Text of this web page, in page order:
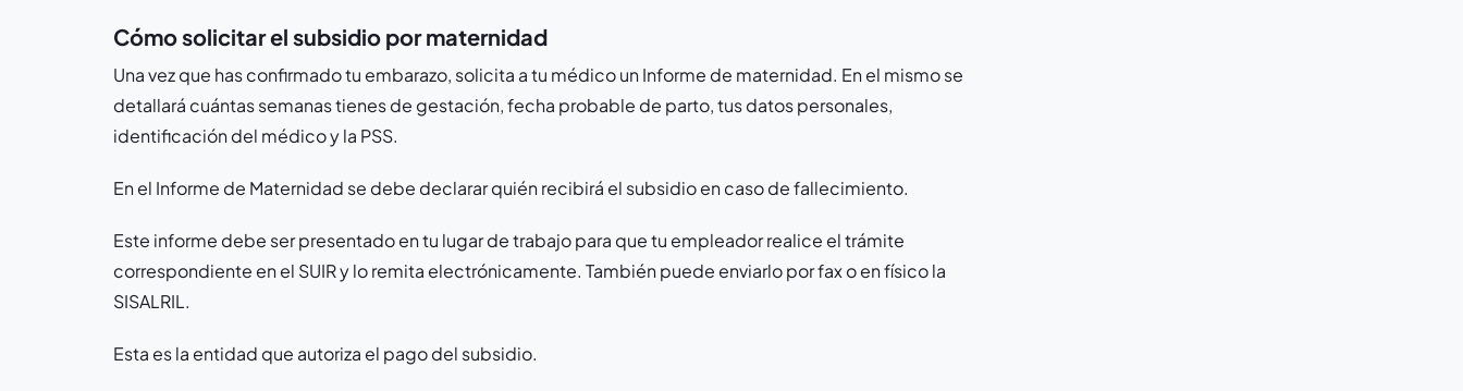
Cómo solicitar el subsidio por maternidad
Una vez que has confirmado tu embarazo, solicita a tu médico un Informe de maternidad. En el mismo se
detallará cuántas semanas tienes de gestación, fecha probable de parto, tus datos personales,
identificación del médico y la PSS.
En el Informe de Maternidad se debe declarar quién recibirá el subsidio en caso de fallecimiento.
Este informe debe ser presentado en tu lugar de trabajo para que tu empleador realice el trámite
correspondiente en el SUIR y lo remita electrónicamente. También puede enviarlo por fax o en físico la
SISALRIL.
Esta es la entidad que autoriza el pago del subsidio.